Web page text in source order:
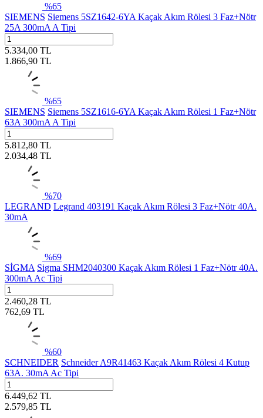
%65
SIEMENS Siemens 5SZ1642-6YA Kaçak Akım Rölesi 3 Faz+Nötr
25A 300mA A Tipi
5.334,00 TL
1.866,90 TL
%65
SIEMENS Siemens 5SZ1616-6YA Kaçak Akım Rölesi 1 Faz+Nötr
63A 300mA A Tipi
5.812,80 TL
2.034,48 TL
%70
LEGRAND Legrand 403191 Kaçak Akım Rölesi 3 Faz+Nötr 40A.
30mA
%69
SİGMA Sigma SHM2040300 Kaçak Akım Rölesi 1 Faz+Nötr 40A.
300mA Ac Tipi
2.460,28 TL
762,69 TL
%60
SCHNEIDER Schneider A9R41463 Kaçak Akım Rölesi 4 Kutup
63A. 30mA Ac Tipi
6.449,62 TL
2.579,85 TL